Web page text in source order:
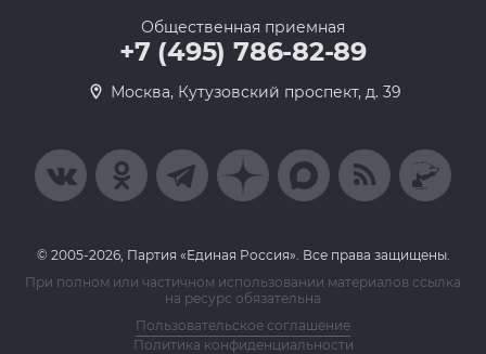
Общественная приемная
+7 (495) 786-82-89
Москва, Кутузовский проспект, д. 39
© 2005-2026, Партия «Единая Россия». Все права защищены.
При полном или частичном использовании материалов ссылка
на ресурс обязательна
Пользовательское соглашение
Политика конфиденциальности